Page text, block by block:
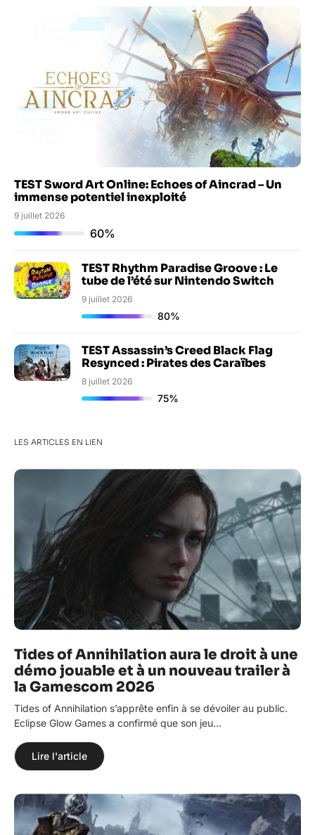
TEST Sword Art Online: Echoes of Aincrad – Un
immense potentiel inexploité
9 juillet 2026
60%
TEST Rhythm Paradise Groove : Le
tube de l’été sur Nintendo Switch
9 juillet 2026
80%
TEST Assassin’s Creed Black Flag
Resynced : Pirates des Caraïbes
8 juillet 2026
75%
LES ARTICLES EN LIEN
Tides of Annihilation aura le droit à une
démo jouable et à un nouveau trailer à
la Gamescom 2026
Tides of Annihilation s’apprête enfin à se dévoiler au public.
Eclipse Glow Games a confirmé que son jeu…
Lire l'article